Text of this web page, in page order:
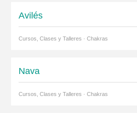
Avilés
Cursos, Clases y Talleres · Chakras
Nava
Cursos, Clases y Talleres · Chakras